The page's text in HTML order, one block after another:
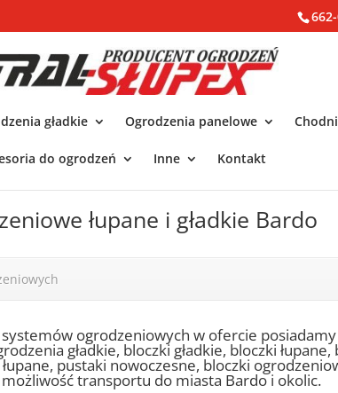
gładkie Ogrodzenia panelowe
do ogrodzeń Inne Kontakt
łupane i gładkie Bardo
ogrodzeniowych w ofercie
gładkie, bloczki gładkie, bloczki
łupane, pustaki nowoczesne, bloczki
możliwość transportu do miasta Bardo i okolic.